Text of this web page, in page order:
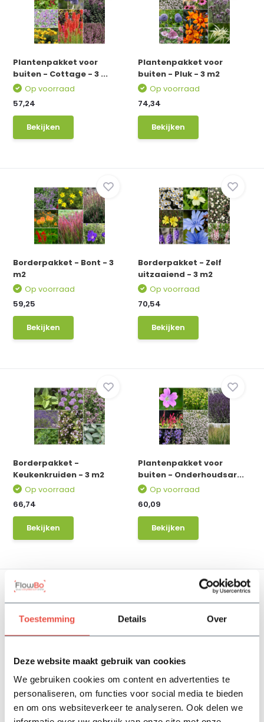
Toestemming Details Over
Deze website maakt gebruik van cookies
We gebruiken cookies om content en advertenties te
personaliseren, om functies voor social media te bieden
en om ons websiteverkeer te analyseren. Ook delen we
Plantenpakket voor
buiten - Cottage - 3 ...
Op voorraad
57,24
Bekijken
Plantenpakket voor
buiten - Pluk - 3 m2
Op voorraad
74,34
Bekijken
Borderpakket - Bont - 3
m2
Op voorraad
59,25
Bekijken
Borderpakket - Zelf
uitzaaiend - 3 m2
Op voorraad
70,54
Bekijken
Borderpakket -
Keukenkruiden - 3 m2
Op voorraad
66,74
Bekijken
Plantenpakket voor
buiten - Onderhoudsar...
Op voorraad
60,09
Bekijken
Plantenpakket voor
buiten - Paars - 3 m2
Op voorraad
61,04
Borderpakket -
Bodembedekkers - 3 m2
Niet op voorraad
73,39